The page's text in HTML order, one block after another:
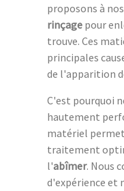
proposons à
rinçage pour
trouve. Ces
principales
de l'apparition
C'est pourquoi
hautement
matériel
traitement
l'abîmer. Nous
d'expérience et